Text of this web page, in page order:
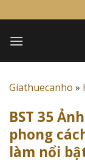
to
content
Giathuecanho »
BST 35
phong
làm nổi